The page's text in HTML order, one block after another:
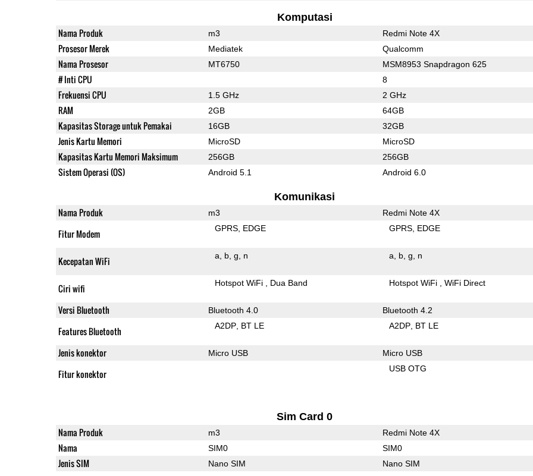
Komputasi
Nama Produk m3 Redmi Note 4X
Prosesor Merek Mediatek Qualcomm
Nama Prosesor MT6750 MSM8953 Snapdragon 625
# Inti CPU 8
Frekuensi CPU 1.5 GHz 2 GHz
RAM 2GB 64GB
Kapasitas Storage untuk Pemakai 16GB 32GB
Jenis Kartu Memori MicroSD MicroSD
Kapasitas Kartu Memori Maksimum 256GB 256GB
Sistem Operasi (OS) Android 5.1 Android 6.0
Komunikasi
Nama Produk m3 Redmi Note 4X
Fitur Modem GPRS EDGE GPRS EDGE
Kecepatan WiFi a b g n a b g n
Ciri wifi Hotspot WiFi Dua Band Hotspot WiFi WiFi Direct
Versi Bluetooth Bluetooth 4.0 Bluetooth 4.2
Features Bluetooth A2DP BT LE A2DP BT LE
Jenis konektor Micro USB Micro USB
Fitur konektor USB OTG
Sim Card 0
Nama Produk m3 Redmi Note 4X
Nama SIM0 SIM0
Jenis SIM Nano SIM Nano SIM